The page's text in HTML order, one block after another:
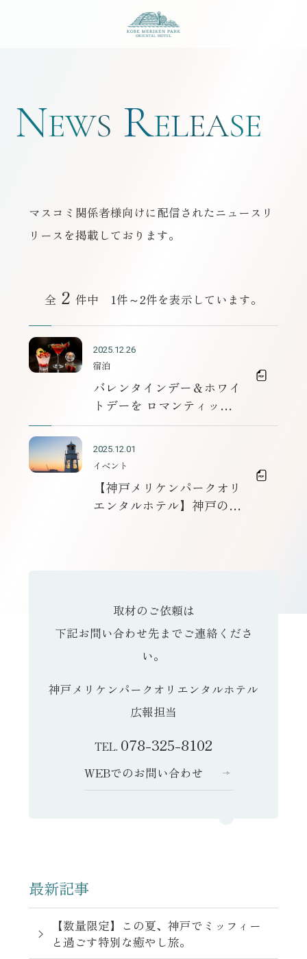
NEWS RELEASE
マスコミ関係者様向けに配信されたニュースリ
リースを掲載しております。
全 2 件中 1件～2件を表示しています。
2025.12.26
宿泊
バレンタインデー＆ホワイ
トデーを ロマンティック
に彩る宿泊プランを販売
2025.12.01
イベント
【神戸メリケンパークオリ
エンタルホテル】神戸の海
取材のご依頼は
下記お問い合わせ先までご連絡くださ
い。
神戸メリケンパークオリエンタルホテル
広報担当
TEL. 078-325-8102
WEBでのお問い合わせ
最新記事
【数量限定】この夏、神戸でミッフィー
と過ごす特別な癒やし旅。